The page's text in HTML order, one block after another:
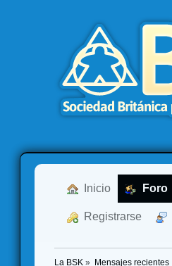
Inicio Foro
Registrarse
La BSK » Mensajes recientes